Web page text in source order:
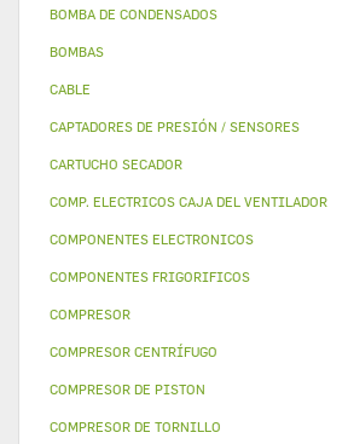
BOMBA DE CONDENSADOS
BOMBAS
CABLE
CAPTADORES DE PRESIÓN / SENSORES
CARTUCHO SECADOR
COMP. ELECTRICOS CAJA DEL VENTILADOR
COMPONENTES ELECTRONICOS
COMPONENTES FRIGORIFICOS
COMPRESOR
COMPRESOR CENTRÍFUGO
COMPRESOR DE PISTON
COMPRESOR DE TORNILLO